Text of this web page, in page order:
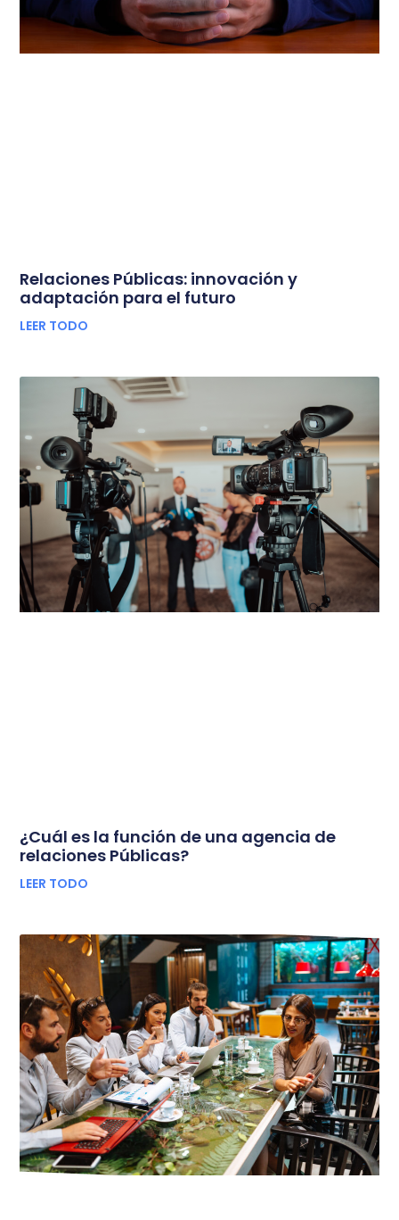
Relaciones Públicas: innovación y
adaptación para el futuro
LEER TODO
¿Cuál es la función de una agencia de
relaciones Públicas?
LEER TODO